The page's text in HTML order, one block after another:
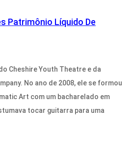
Patrimônio Líquido De
Cheshire Youth Theatre e da
No ano de 2008, ele se formou
Art com um bacharelado em
tocar guitarra para uma